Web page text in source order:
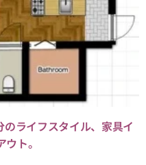
ライフスタイル、家具イ
ト。